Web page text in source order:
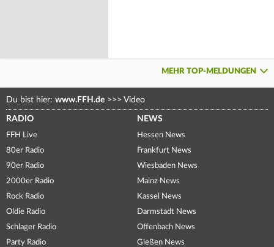
MEHR TOP-MELDUNGEN
Du bist hier: www.FFH.de >>> Video
RADIO
FFH Live
80er Radio
90er Radio
2000er Radio
Rock Radio
Oldie Radio
Schlager Radio
Party Radio
NEWS
Hessen News
Frankfurt News
Wiesbaden News
Mainz News
Kassel News
Darmstadt News
Offenbach News
Gießen News